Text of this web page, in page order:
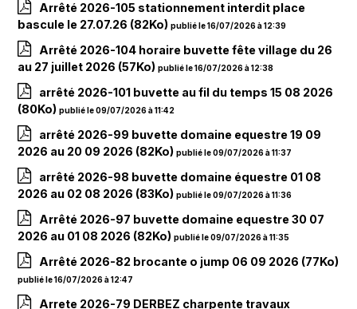
Arrêté 2026-105 stationnement interdit place
bascule le 27.07.26 (82Ko)publié le 16/07/2026 à 12:39
Arrêté 2026-104 horaire buvette fête village du 26
au 27 juillet 2026 (57Ko)publié le 16/07/2026 à 12:38
arrêté 2026-101 buvette au fil du temps 15 08 2026
(80Ko)publié le 09/07/2026 à 11:42
arrêté 2026-99 buvette domaine equestre 19 09
2026 au 20 09 2026 (82Ko)publié le 09/07/2026 à 11:37
arrêté 2026-98 buvette domaine équestre 01 08
2026 au 02 08 2026 (83Ko)publié le 09/07/2026 à 11:36
Arrêté 2026-97 buvette domaine equestre 30 07
2026 au 01 08 2026 (82Ko)publié le 09/07/2026 à 11:35
Arrêté 2026-82 brocante o jump 06 09 2026 (77Ko)
publié le 16/07/2026 à 12:47
Arrete 2026-79 DERBEZ charpente travaux